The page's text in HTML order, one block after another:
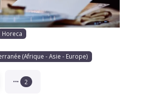
Horeca
(Afrique - Asie - Europe)
2